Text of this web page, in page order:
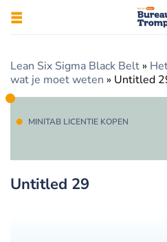
Lean Six Sigma Black Belt »
wat je moet weten » Untitled
MINITAB LICENTIE KOPEN
Untitled 29